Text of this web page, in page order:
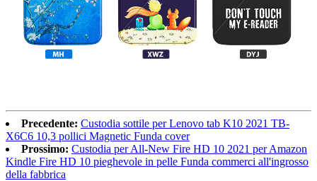
Precedente: Custodia sottile per Lenovo tab K10 2021 TB-
X6C6 10,3 pollici Magnetic Funda cover
Prossimo: Custodia per All-New Fire HD 10 2021 per Amazon
Kindle Fire HD 10 pieghevole in pelle Funda commerci all'ingrosso
della fabbrica